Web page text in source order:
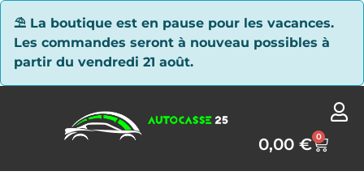
⛱ La boutique est en pause pour les vacances.
Les commandes seront à nouveau possibles à
partir du vendredi 21 août.
0,00€ 0
Panneau de gestion des cookies